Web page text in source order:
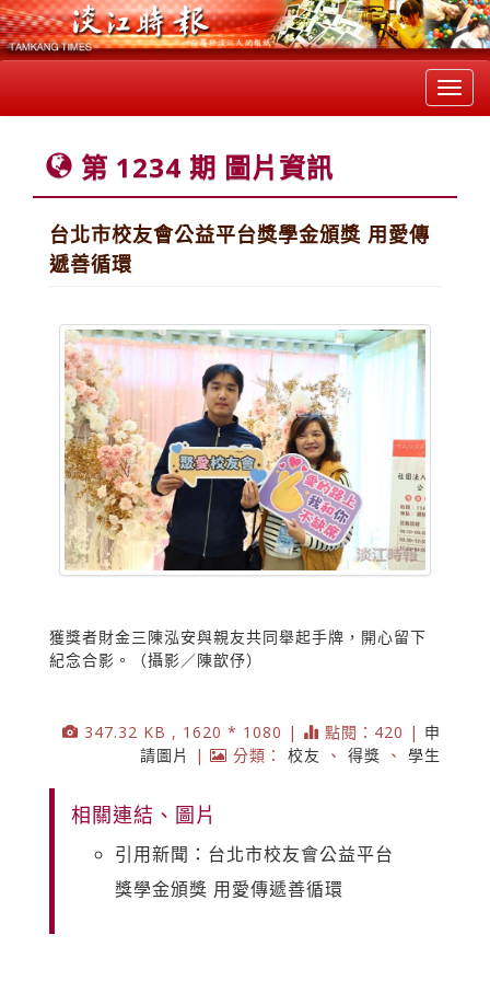
第 1234 期 圖片資訊
台北市校友會公益平台獎學金頒獎 用愛傳
遞善循環
獲獎者財金三陳泓安與親友共同舉起手牌，開心留下
紀念合影。（攝影／陳歆伃）
347.32 KB , 1620 * 1080 | 點閱：420 | 申
請圖片
| 分類： 校友 、 得獎 、 學生
相關連結、圖片
引用新聞：台北市校友會公益平台
獎學金頒獎 用愛傳遞善循環